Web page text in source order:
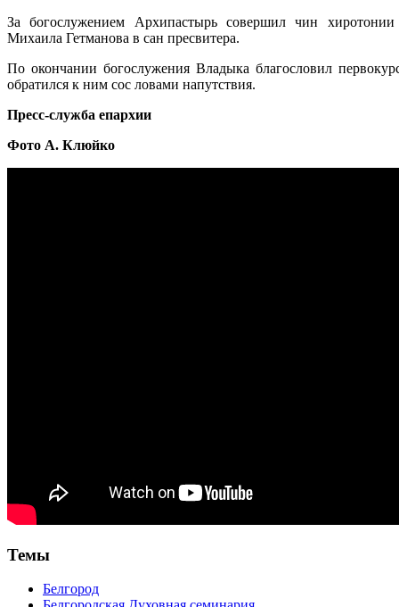
За богослужением Архипастырь совершил чин хиротонии
Михаила Гетманова в сан пресвитера.
По окончании богослужения Владыка благословил
обратился к ним сос ловами напутствия.
Пресс-служба епархии
Фото А. Клюйко
Темы
Белгород